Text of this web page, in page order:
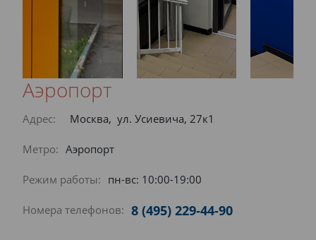
Аэропорт
Адрес: Москва, ул. Усиевича, 27к1
Метро: Аэропорт
Режим работы: пн-вс: 10:00-19:00
Номера телефонов: 8 (495) 229-44-90